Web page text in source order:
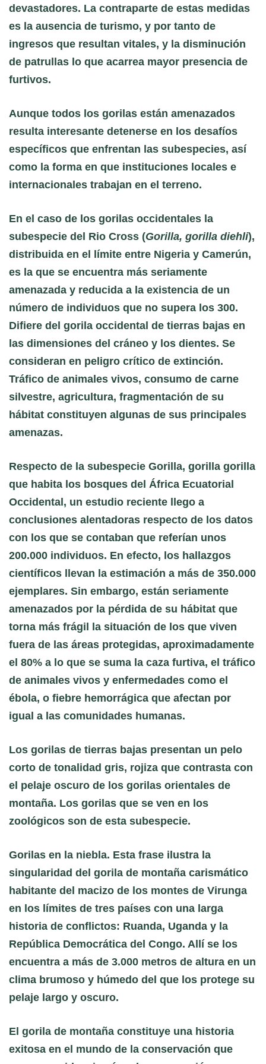
devastadores. La contraparte de estas medidas
es la ausencia de turismo, y por tanto de
ingresos que resultan vitales, y la disminución
de patrullas lo que acarrea mayor presencia de
furtivos.
Aunque todos los gorilas están amenazados
resulta interesante detenerse en los desafíos
específicos que enfrentan las subespecies, así
como la forma en que instituciones locales e
internacionales trabajan en el terreno.
En el caso de los gorilas occidentales la
subespecie del Rio Cross (Gorilla, gorilla diehli),
distribuida en el límite entre Nigeria y Camerún,
es la que se encuentra más seriamente
amenazada y reducida a la existencia de un
número de individuos que no supera los 300.
Difiere del gorila occidental de tierras bajas en
las dimensiones del cráneo y los dientes. Se
consideran en peligro crítico de extinción.
Tráfico de animales vivos, consumo de carne
silvestre, agricultura, fragmentación de su
hábitat constituyen algunas de sus principales
amenazas.
Respecto de la subespecie Gorilla, gorilla gorilla
que habita los bosques del África Ecuatorial
Occidental, un estudio reciente llego a
conclusiones alentadoras respecto de los datos
con los que se contaban que referían unos
200.000 individuos. En efecto, los hallazgos
científicos llevan la estimación a más de 350.000
ejemplares. Sin embargo, están seriamente
amenazados por la pérdida de su hábitat que
torna más frágil la situación de los que viven
fuera de las áreas protegidas, aproximadamente
el 80% a lo que se suma la caza furtiva, el tráfico
de animales vivos y enfermedades como el
ébola, o fiebre hemorrágica que afectan por
igual a las comunidades humanas.
Los gorilas de tierras bajas presentan un pelo
corto de tonalidad gris, rojiza que contrasta con
el pelaje oscuro de los gorilas orientales de
montaña. Los gorilas que se ven en los
zoológicos son de esta subespecie.
Gorilas en la niebla. Esta frase ilustra la
singularidad del gorila de montaña carismático
habitante del macizo de los montes de Virunga
en los límites de tres países con una larga
historia de conflictos: Ruanda, Uganda y la
República Democrática del Congo. Allí se los
encuentra a más de 3.000 metros de altura en un
clima brumoso y húmedo del que los protege su
pelaje largo y oscuro.
El gorila de montaña constituye una historia
exitosa en el mundo de la conservación que